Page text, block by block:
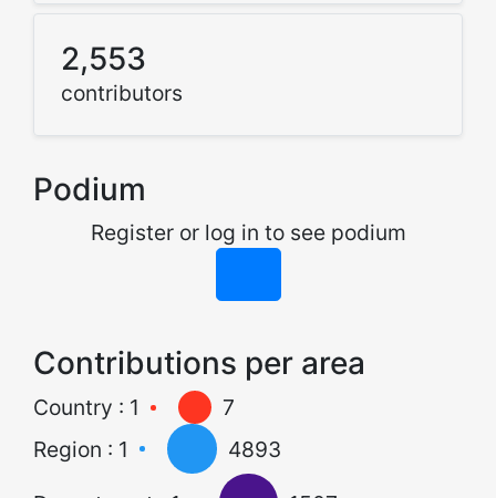
2,553
contributors
Podium
Register or log in to see podium
Contributions per area
Country : 1
7
Region : 1
4893